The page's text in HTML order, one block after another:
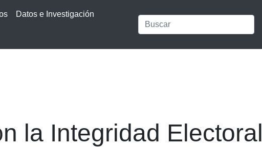
Datos e Investigación
la Integridad Electoral